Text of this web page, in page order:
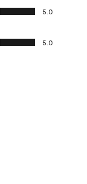
5.0
5.0